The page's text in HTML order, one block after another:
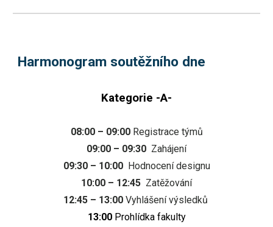
Harmonogram soutěžního dne
Kategorie -A-
08:00 – 09:00Registrace týmů
09:00 – 09:30 Zahájení
09:30 – 10:00Hodnocení designu
10:00 – 12:45 Zatěžování
12:45 – 13:00Vyhlášení výsledků
13:00Prohlídka fakulty